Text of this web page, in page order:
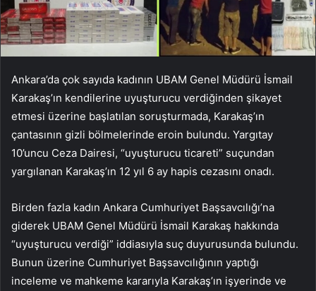
Ankara’da çok sayıda kadının UBAM Genel Müdürü İsmail
Karakaş’ın kendilerine uyuşturucu verdiğinden şikayet
etmesi üzerine başlatılan soruşturmada, Karakaş’ın
çantasının gizli bölmelerinde eroin bulundu. Yargıtay
10’uncu Ceza Dairesi, “uyuşturucu ticareti” suçundan
yargılanan Karakaş’ın 12 yıl 6 ay hapis cezasını onadı.
Birden fazla kadın Ankara Cumhuriyet Başsavcılığı’na
giderek UBAM Genel Müdürü İsmail Karakaş hakkında
“uyuşturucu verdiği” iddiasıyla suç duyurusunda bulundu.
Bunun üzerine Cumhuriyet Başsavcılığının yaptığı
inceleme ve mahkeme kararıyla Karakaş’ın işyerinde ve